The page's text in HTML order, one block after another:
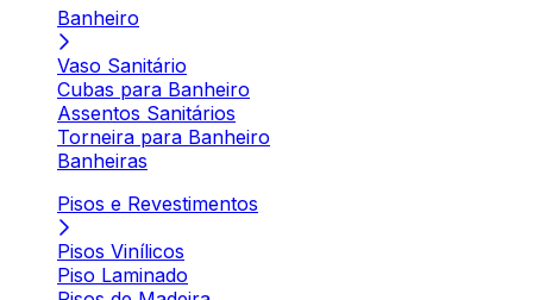
Banheiro
Vaso Sanitário
Cubas para Banheiro
Assentos Sanitários
Torneira para Banheiro
Banheiras
Pisos e Revestimentos
Pisos Vinílicos
Piso Laminado